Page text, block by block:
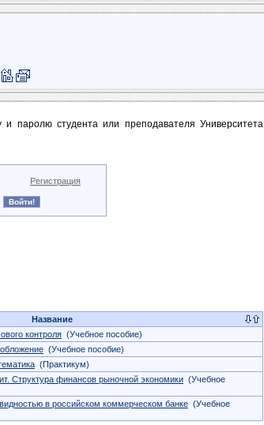
и паролю студента или преподавателя Университета
Регистрация
Название
контроля (Учебное пособие)
(Учебное пособие)
(Практикум)
Структура финансов рыночной экономики (Учебное
в российском коммерческом банке (Учебное